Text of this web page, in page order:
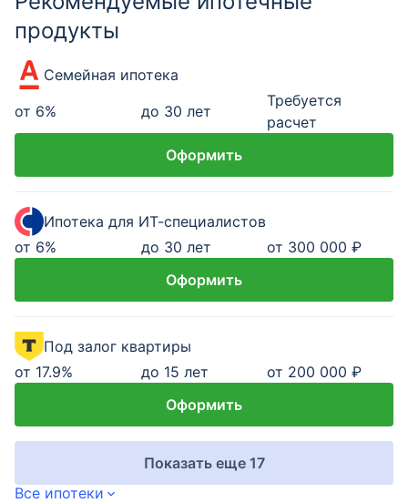
продукты
Семейная ипотека
от 6% до 30 лет
Требуется
расчет
Оформить
Ипотека для ИТ-специалистов
от 6% до 30 лет
от 300 000 ₽
Оформить
Под залог квартиры
от 17.9% до 15 лет
от 200 000 ₽
Оформить
Показать еще 17
Все ипотеки